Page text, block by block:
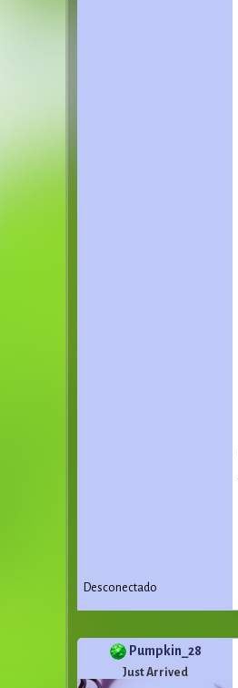
Desconectado
Pumpkin_28
Just Arrived